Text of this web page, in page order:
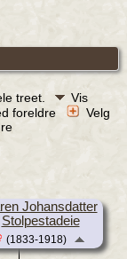
treet.
Vis
foreldre
Velg
Johansdatter
Stolpestadeie
(1833-1918)